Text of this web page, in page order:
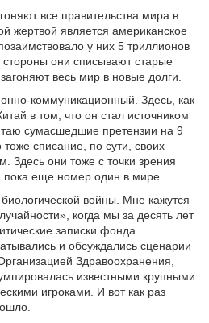
все правительства мира в
жертвой является американское
у них 5 триллионов
стороны они списывают старые
весь мир в новые долги.
коммуникационный. Здесь, как
в том, что он стал источником
сумасшедшие претензии на 9
списание, по сути, своих
Здесь они тоже с точки зрения
пока еще номер один в мире.
войны. Мне кажутся
когда мы за десять лет
записки фонда
и обсуждались сценарии
Здравоохранения,
известными крупными
игроками. И вот как раз